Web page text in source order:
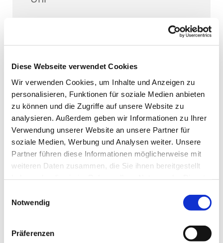
Diese Webseite verwendet Cookies
Wir verwenden Cookies, um Inhalte und Anzeigen zu
personalisieren, Funktionen für soziale Medien anbieten
zu können und die Zugriffe auf unsere Website zu
analysieren. Außerdem geben wir Informationen zu Ihrer
Verwendung unserer Website an unsere Partner für
soziale Medien, Werbung und Analysen weiter. Unsere
Partner führen diese Informationen möglicherweise mit
weiteren Daten zusammen, die Sie ihnen bereitgestellt
Notwendig
Präferenzen
Wigbertsaal, Regierungsstraße 74,